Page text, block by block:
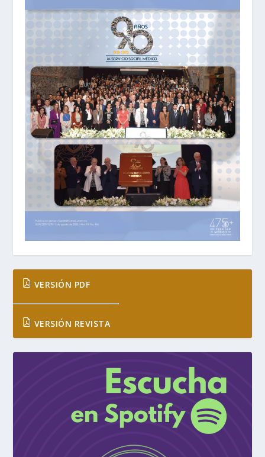
VERSIÓN PDF
VERSIÓN REVISTA